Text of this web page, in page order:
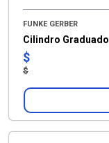
FUNKE GERBER
Cilindro
$
$